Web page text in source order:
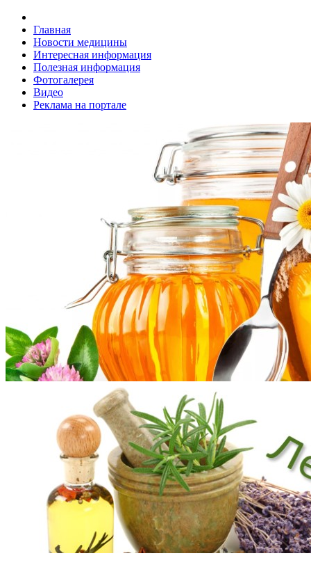
Главная
Новости медицины
Интересная информация
Полезная информация
Фотогалерея
Видео
Реклама на портале